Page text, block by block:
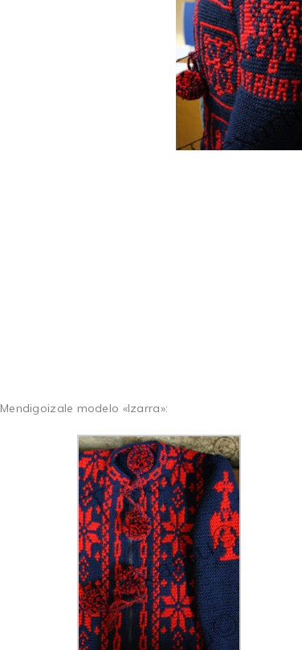
Mendigoizale modelo «Izarra»: